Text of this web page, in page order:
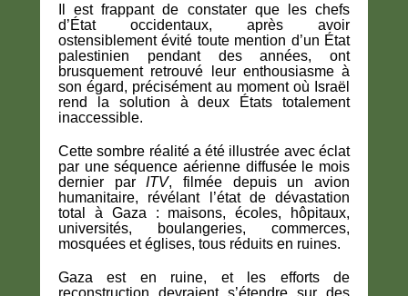
Il est frappant de constater que les chefs
d’État occidentaux, après avoir
ostensiblement évité toute mention d’un État
palestinien pendant des années, ont
brusquement retrouvé leur enthousiasme à
son égard, précisément au moment où Israël
rend la solution à deux États totalement
inaccessible.
Cette sombre réalité a été illustrée avec éclat
par une séquence aérienne diffusée le mois
dernier parITV, filmée depuis un avion
humanitaire, révélant l’état de dévastation
total à Gaza : maisons, écoles, hôpitaux,
universités, boulangeries, commerces,
mosquées et églises, tous réduits en ruines.
Gaza est en ruine, et les efforts de
reconstruction devraient s’étendre sur des